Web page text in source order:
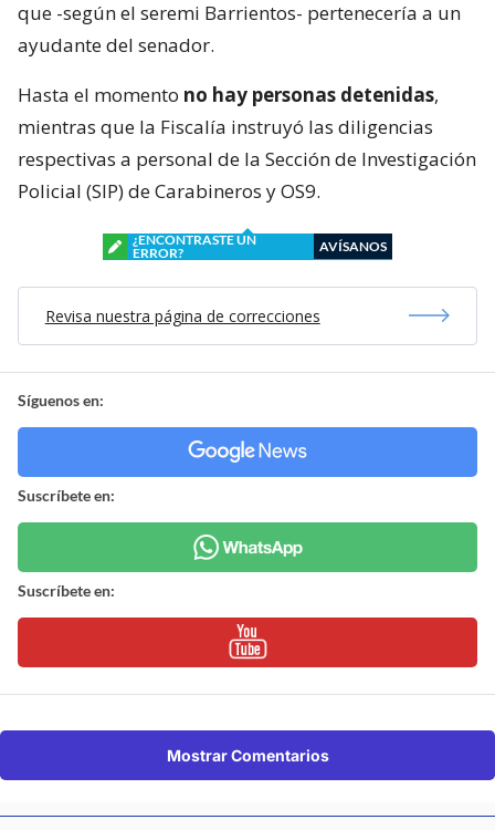
que -según el seremi Barrientos- pertenecería a un
ayudante del senador.
Hasta el momento no hay personas detenidas,
mientras que la Fiscalía instruyó las diligencias
respectivas a personal de la Sección de Investigación
Policial (SIP) de Carabineros y OS9.
¿ENCONTRASTE UN
ERROR?
AVÍSANOS
Revisa nuestra página de correcciones
Síguenos en:
Suscríbete en:
Suscríbete en:
Mostrar Comentarios